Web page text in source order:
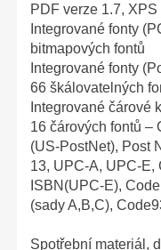
PDF verze 1.7,
Integrované fonty
bitmapových fontů
Integrované fonty
66 škálovatelných
Integrované čárové
16 čárových fontů –
(US-PostNet), Post
13, UPC-A, UPC-E,
ISBN(UPC-E),
(sady A,B,C),
Spotřební materiál,